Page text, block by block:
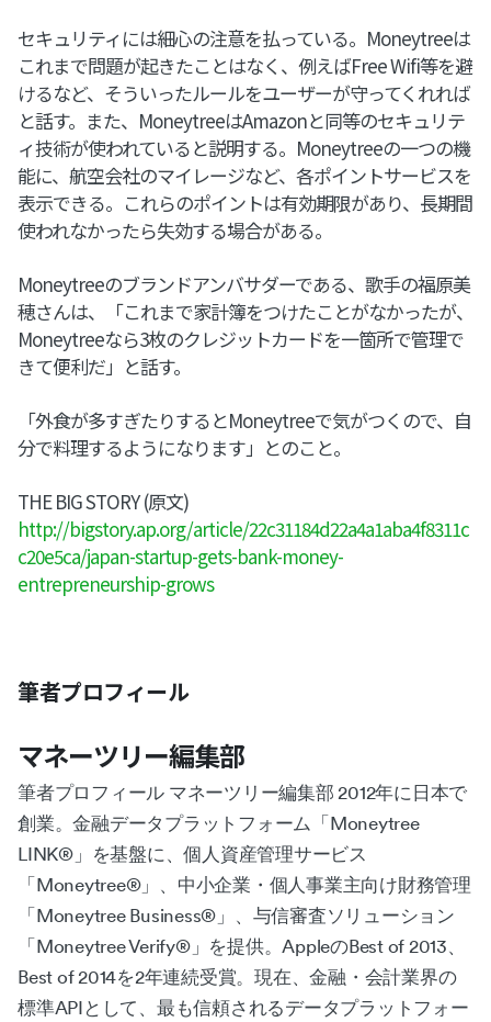
セキュリティには細心の注意を払っている。Moneytreeは
これまで問題が起きたことはなく、例えばFree Wifi等を避
けるなど、そういったルールをユーザーが守ってくれれば
と話す。また、MoneytreeはAmazonと同等のセキュリテ
ィ技術が使われていると説明する。Moneytreeの一つの機
能に、航空会社のマイレージなど、各ポイントサービスを
表示できる。これらのポイントは有効期限があり、長期間
使われなかったら失効する場合がある。
Moneytreeのブランドアンバサダーである、歌手の福原美
穂さんは、「これまで家計簿をつけたことがなかったが、
Moneytreeなら3枚のクレジットカードを一箇所で管理で
きて便利だ」と話す。
「外食が多すぎたりするとMoneytreeで気がつくので、自
分で料理するようになります」とのこと。
THE BIG STORY (原文)
http://bigstory.ap.org/article/22c31184d22a4a1aba4f8311c
c20e5ca/japan-startup-gets-bank-money-
entrepreneurship-grows
筆者プロフィール
マネーツリー編集部
筆者プロフィール マネーツリー編集部 2012年に日本で
創業。金融データプラットフォーム「Moneytree
LINK®︎」を基盤に、個人資産管理サービス
「Moneytree®︎」、中小企業・個人事業主向け財務管理
「Moneytree Business®︎」、与信審査ソリューション
「Moneytree Verify®︎」を提供。AppleのBest of 2013、
Best of 2014を2年連続受賞。現在、金融・会計業界の
標準APIとして、最も信頼されるデータプラットフォー